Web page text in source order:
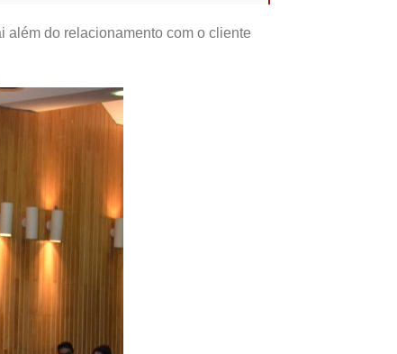
além do relacionamento com o cliente